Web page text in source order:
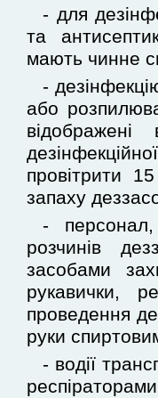
- для
та
мають чинне
-
або
провітрити
запаху
-
розчинів
засобами
рукавички,
проведення
руки
- водії